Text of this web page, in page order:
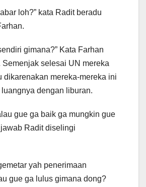
loh?” kata Radit beradu
gimana?” Kata Farhan
Semenjak selesai UN mereka
dikarenakan mereka-mereka ini
dengan liburan.
gue ga baik ga mungkin gue
jawab Radit diselingi
yah penerimaan
gue ga lulus gimana dong?